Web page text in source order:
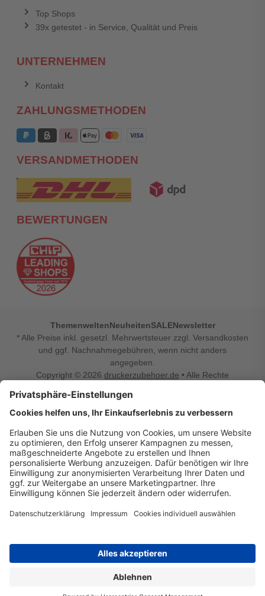
Top Shops
39x getestet - in Service, Qualität und Preis
UNTERNEHMEN
Kontakt
ZAHLUNGSMETHODEN
VERSANDMETHODEN
BEWERTUNGEN
ThemenweltenNeuheitenSALENewsletter
* Alle Preise inkl. gesetzl. Mehrwertsteuer zzgl. Versandkosten
und ggf. Nachnahmegebühren, wenn nicht anders
angegeben.
Copyright © 2026 druckerzubehoer.de • Alle Rechte
Vertrag widerrufen
Druckerzubehoer.de – preiswerte Qualität für Ihr Office
Sie sind auf der Suche nach dem passenden Druckerzubehör
oder Zubehör für das Büro, den Computer oder Ihr
Smartphone? Dann sind Sie bei Druckerzubehoer.de genau
richtig! Unser breites Sortiment bietet unter anderem Tinte
und Toner für alle gängigen Druckermodelle – großer sowie
kleiner Hersteller. Zugleich sind wir Ihr Online Fachhandel für
einrichten, die Werkstatt ausstatten oder den Alltag mit
was Ihren Arbeitsplatz noch komfortabler macht, finden Sie
bei uns auch Bastelspaß, Schulbedarf, Beleuchtung,
für die ganze Familie. Entdecken Sie günstige Angebote und
allerlei Ideen auf Druckerzubehoer.de!